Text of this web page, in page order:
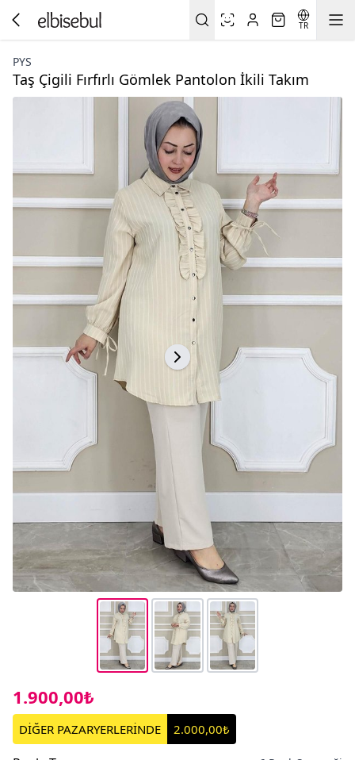
TR
PYS
Taş Çigili Fırfırlı Gömlek Pantolon İkili Takım
1.900,00₺
DİĞER PAZARYERLERİNDE 2.000,00₺